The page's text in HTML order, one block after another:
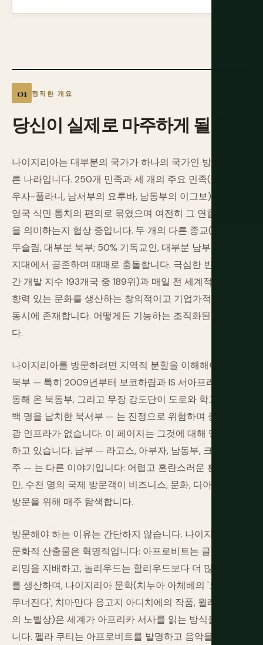
정직한 개요
당신이 실제로 마주하게 될
나이지리아는 대부분의 국가가 하나의 국가인 방식과는 다
른 나라입니다. 250개 민족과 세 개의 주요 민족(북부의 하
우사-풀라니, 남서부의 요루바, 남동부의 이그보)이 1914년
영국 식민 통치의 편의로 묶였으며 여전히 그 연합이 무엇
을 의미하는지 협상 중입니다. 두 개의 다른 종교(약 50%
무슬림, 대부분 북부; 50% 기독교인, 대부분 남부)가 중간
지대에서 공존하며 때때로 충돌합니다. 극심한 빈곤(UN 인
간 개발 지수 193개국 중 189위)과 매일 전 세계적으로 영
향력 있는 문화를 생산하는 창의적이고 기업가적인 계층이
동시에 존재합니다. 어떻게든 기능하는 조직화된 혼란입니
다.
나이지리아를 방문하려면 지역적 분할을 이해해야 합니다.
북부 — 특히 2009년부터 보코하람과 IS 서아프리카가 활
동해 온 북동부, 그리고 무장 강도단이 도로와 학교에서 수
백 명을 납치한 북서부 — 는 진정으로 위험하며 중요한 관
광 인프라가 없습니다. 이 페이지는 그것에 대해 명확히 말
하고 있습니다. 남부 — 라고스, 아부자, 남동부, 크로스리버
주 — 는 다른 이야기입니다: 어렵고 혼란스러운 환경이지
만, 수천 명의 국제 방문객이 비즈니스, 문화, 디아스포라
방문을 위해 매주 탐색합니다.
방문해야 하는 이유는 간단하지 않습니다. 나이지리아의
문화적 산출물은 혁명적입니다: 아프로비트는 글로벌 스트
리밍을 지배하고, 놀리우드는 할리우드보다 더 많은 영화
를 생산하며, 나이지리아 문학(치누아 아체베의 '모든 것이
무너진다', 치마만다 응고지 아디치에의 작품, 월레 소잉카
의 노벨상)은 세계가 아프리카 서사를 읽는 방식을 정의합
니다. 펠라 쿠티는 아프로비트를 발명하고 음악을 군사 독